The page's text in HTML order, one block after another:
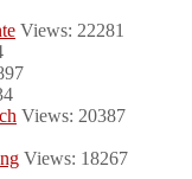
Views: 22281
Views: 20387
Views: 18267